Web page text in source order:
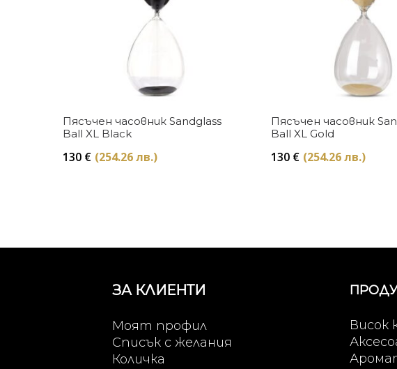
Купи
Пясъчен часовник Sandglass
Ball XL Black
130 € (254.26 лв.)
Купи
Пясъчен часовник
Ball XL Gold
130 € (254.26 лв.)
ЗА КЛИЕНТИ
Моят профил
Списък с желания
Количка
Висок